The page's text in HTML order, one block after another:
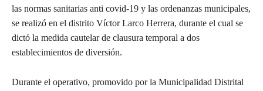
las normas sanitarias anti covid-19 y las ordenanzas municipales,
se realizó en el distrito Víctor Larco Herrera, durante el cual se
dictó la medida cautelar de clausura temporal a dos
establecimientos de diversión.
Durante el operativo, promovido por la Municipalidad Distrital